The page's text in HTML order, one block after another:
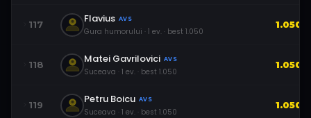
117 Flavius AVS
Gura humorului · 1 ev. · best 1.050
1.050
118 Matei Gavrilovici AVS
Suceava · 1 ev. · best 1.050
1.050
119 Petru Boicu AVS
Suceava · 1 ev. · best 1.050
1.050